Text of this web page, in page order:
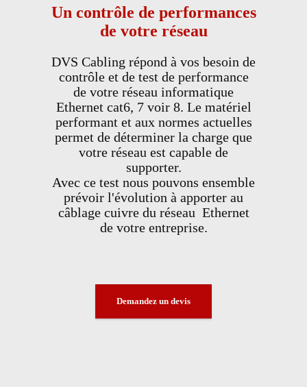
Un contrôle de performances
de votre réseau
DVS Cabling répond à vos besoin de
contrôle et de test de performance
de votre réseau informatique
Ethernet cat6, 7 voir 8. Le matériel
performant et aux normes actuelles
permet de déterminer la charge que
votre réseau est capable de
supporter.
Avec ce test nous pouvons ensemble
prévoir l'évolution à apporter au
câblage cuivre du réseau Ethernet
de votre entreprise.
Demandez un devis